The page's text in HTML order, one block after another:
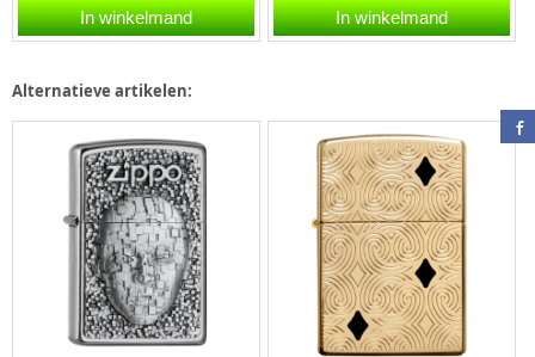
Multi color aansteker met
een auto gravuren van
In winkelmand
with panel aansteker
heeft een brushed
In winkelmand
Alternatieve artikelen: